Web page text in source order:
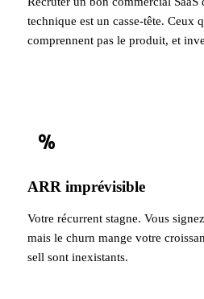
technique est un casse-tête. Ceux
comprennent pas le produit, et
%
ARR imprévisible
Votre récurrent stagne. Vous
mais le churn mange votre
sell sont inexistants.